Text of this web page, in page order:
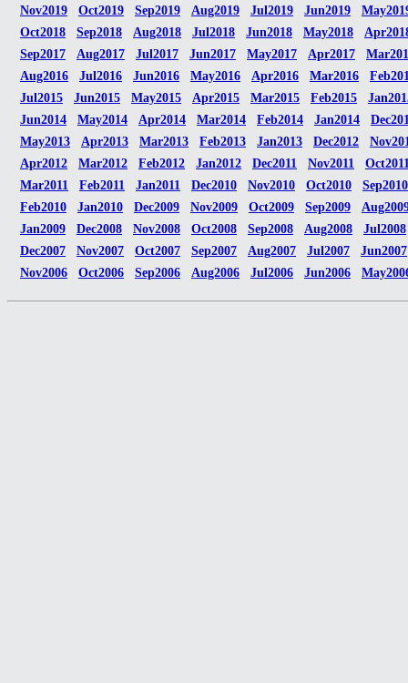
Nov2019
Oct2019 Sep2019 Aug2019 Jul2019 Jun2019
Oct2018
Sep2018 Aug2018 Jul2018 Jun2018 May2018
Sep2017
Aug2017 Jul2017 Jun2017 May2017 Apr2017
Aug2016
Jul2016 Jun2016 May2016 Apr2016 Mar2016
Jul2015
Jun2015 May2015 Apr2015 Mar2015 Feb2015
Jun2014
May2014 Apr2014 Mar2014 Feb2014 Jan2014
May2013
Apr2013 Mar2013 Feb2013 Jan2013 Dec2012
Apr2012
Mar2012 Feb2012 Jan2012 Dec2011 Nov2011
Mar2011
Feb2011 Jan2011 Dec2010 Nov2010 Oct2010
Sep2010
Feb2010
Jan2010 Dec2009 Nov2009 Oct2009 Sep2009
Jan2009
Dec2008 Nov2008 Oct2008 Sep2008 Aug2008
Jul2008
Dec2007
Nov2007 Oct2007 Sep2007 Aug2007 Jul2007
Jun2007
Nov2006
Oct2006 Sep2006 Aug2006 Jul2006 Jun2006